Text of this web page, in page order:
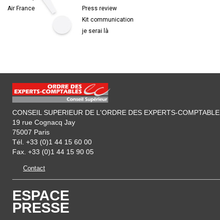
Air France
Press review
Kit communication
je serai là
CONSEIL SUPERIEUR DE L'ORDRE DES EXPERTS-
19 rue Cognacq Jay
75007 Paris
Tél. +33 (0)1 44 15 60 00
Fax. +33 (0)1 44 15 90 05
Contact
ESPACE
PRESSE